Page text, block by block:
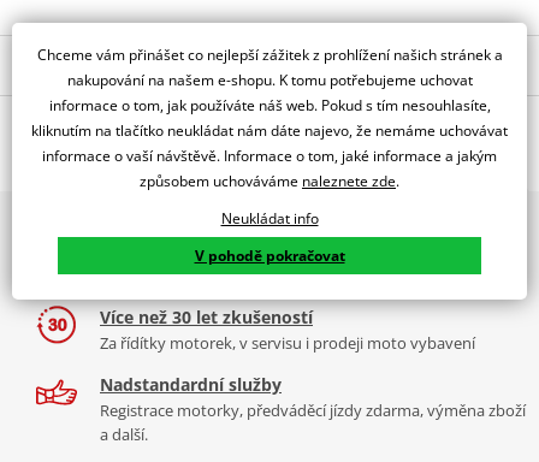
Popis a parametry
Jsme autorizovaný
dealer značky 4RACING
O výrobci
Značka 4Racing vznikla roku 2005 pod záštitou společnosti Tamarri
s.r.l., která se již přes 30 let specializuje ve výrobě součástek do
výrobních strojů. I díky těmto zkušenostem 4Racing
nabízívýrobky té nejvyšší kvalitya spolupracuje s předními
výrobci motocyklů jako je napříkladAprilia, Honda, Suzuki či
Yamaha.
Více informací o značce
Zobrazit všechny produkty
2x multibrand showroom
9 značek motocyklů, servis, oblečení, doplňky i náhradní
díly, to vše v Praze a Liberci
Více než 30 let zkušeností
Za řídítky motorek, v servisu i prodeji moto vybavení
Nadstandardní služby
Registrace motorky, předváděcí jízdy zdarma, výměna zboží
a další.
Chceme vám přinášet co nejlepší zážitek z prohlížení našich stránek a
nakupování na našem e-shopu. K tomu potřebujeme uchovat
informace o tom, jak používáte náš web. Pokud s tím nesouhlasíte,
kliknutím na tlačítko neukládat nám dáte najevo, že nemáme uchovávat
informace o vaší návštěvě. Informace o tom, jaké informace a jakým
způsobem uchováváme naleznete zde.
Neukládat info
V pohodě pokračovat